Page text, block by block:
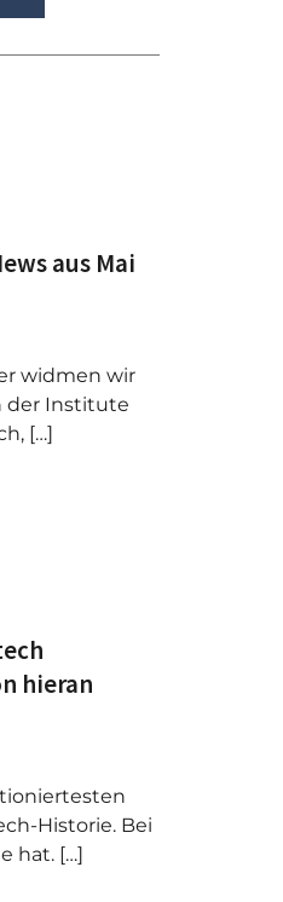
aus Mai
widmen wir
der Institute
[…]
hieran
Historie. Bei
hat. […]